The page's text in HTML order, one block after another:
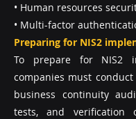
• Human resources
• Multi-factor
Preparing for NIS2
To prepare for NIS2
companies must
business continuity
tests, and verification